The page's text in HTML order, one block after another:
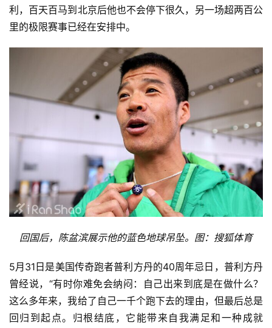
利，百天百马到北京后他也不会停下很久，另一场超两百公
里的极限赛事已经在安排中。
回国后，陈盆滨展示他的蓝色地球吊坠。图：搜狐体育
5月31日是美国传奇跑者普利方丹的40周年忌日，普利方丹
曾经说，“有时你难免会纳闷：自己出来到底是在做什么？
这么多年来，我给了自己一千个跑下去的理由，但最后总是
回归到起点。归根结底，它能带来自我满足和一种成就